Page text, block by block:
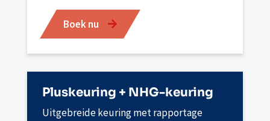
Boek nu
Pluskeuring + NHG-keuring
Uitgebreide keuring met rapportage